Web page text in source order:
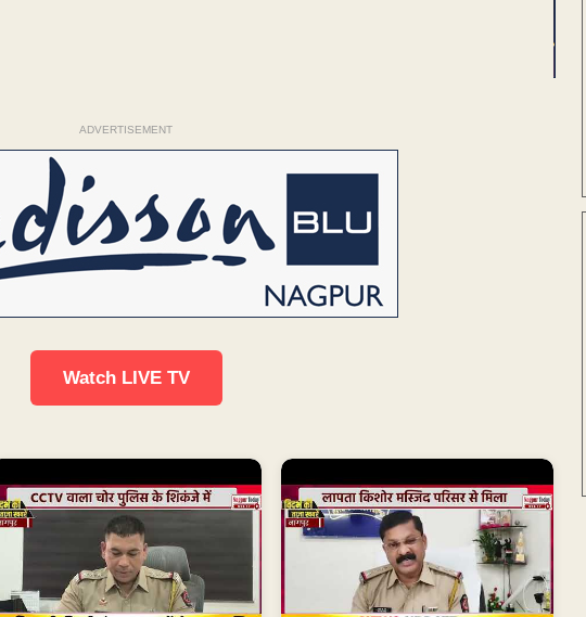
ADVERTISEMENT
Watch LIVE TV